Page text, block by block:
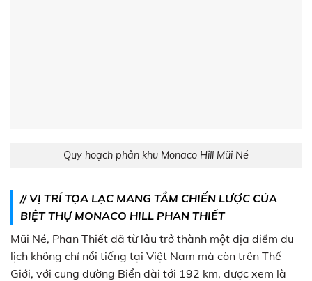
Quy hoạch phân khu Monaco Hill Mũi Né
// VỊ TRÍ TỌA LẠC MANG TẦM CHIẾN LƯỢC CỦA
BIỆT THỰ MONACO HILL PHAN THIẾT
Mũi Né, Phan Thiết đã từ lâu trở thành một địa điểm du
lịch không chỉ nổi tiếng tại Việt Nam mà còn trên Thế
Giới, với cung đường Biển dài tới 192 km, được xem là